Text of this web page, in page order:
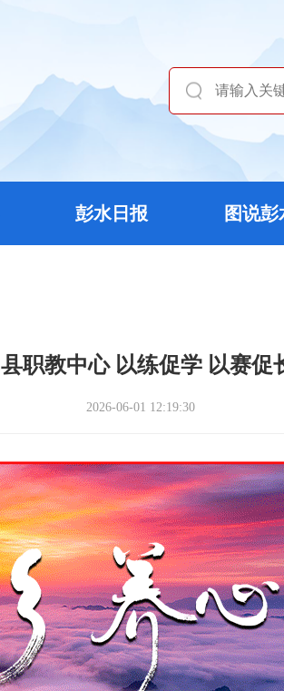
彭水日报 图说彭
县职教中心 以练促学 以赛促
2026-06-01 12:19:30